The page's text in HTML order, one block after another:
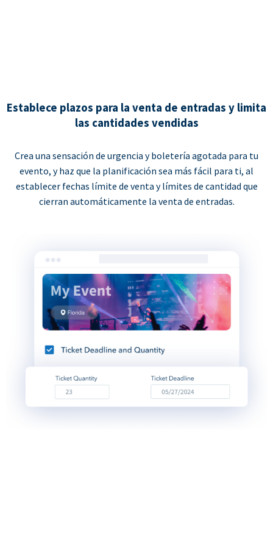
Establece plazos para la venta de entradas y limita
las cantidades vendidas
Crea una sensación de urgencia y boletería agotada para tu
evento, y haz que la planificación sea más fácil para ti, al
establecer fechas límite de venta y límites de cantidad que
cierran automáticamente la venta de entradas.